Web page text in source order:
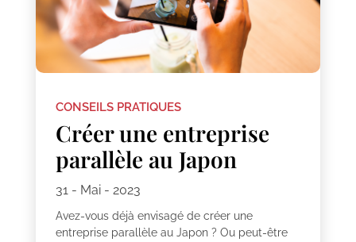
CONSEILS PRATIQUES
Créer une entreprise
parallèle au Japon
31 - Mai - 2023
Avez-vous déjà envisagé de créer une
entreprise parallèle au Japon ? Ou peut-être